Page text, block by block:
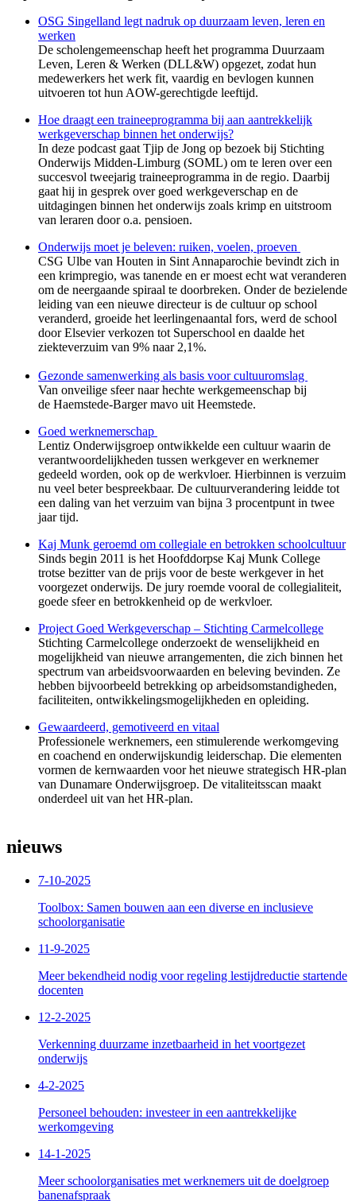
OSG Singelland legt nadruk op duurzaam leven, leren en
werken
De scholengemeenschap heeft het programma Duurzaam
Leven, Leren & Werken (DLL&W) opgezet, zodat hun
medewerkers het werk fit, vaardig en bevlogen kunnen
uitvoeren tot hun AOW-gerechtigde leeftijd.
Hoe draagt een traineeprogramma bij aan aantrekkelijk
werkgeverschap binnen het onderwijs?
In deze podcast gaat Tjip de Jong op bezoek bij Stichting
Onderwijs Midden-Limburg (SOML) om te leren over een
succesvol tweejarig traineeprogramma in de regio. Daarbij
gaat hij in gesprek over goed werkgeverschap en de
uitdagingen binnen het onderwijs zoals krimp en uitstroom
van leraren door o.a. pensioen.
Onderwijs moet je beleven: ruiken, voelen, proeven
CSG Ulbe van Houten in Sint Annaparochie bevindt zich in
een krimpregio, was tanende en er moest echt wat veranderen
om de neergaande spiraal te doorbreken. Onder de bezielende
leiding van een nieuwe directeur is de cultuur op school
veranderd, groeide het leerlingenaantal fors, werd de school
door Elsevier verkozen tot Superschool en daalde het
ziekteverzuim van 9% naar 2,1%.
Gezonde samenwerking als basis voor cultuuromslag
Van onveilige sfeer naar hechte werkgemeenschap bij
de Haemstede-Barger mavo uit Heemstede.
Goed werknemerschap
Lentiz Onderwijsgroep ontwikkelde een cultuur waarin de
verantwoordelijkheden tussen werkgever en werknemer
gedeeld worden, ook op de werkvloer. Hierbinnen is verzuim
nu veel beter bespreekbaar. De cultuurverandering leidde tot
een daling van het verzuim van bijna 3 procentpunt in twee
jaar tijd.
Kaj Munk geroemd om collegiale en betrokken schoolcultuur
Sinds begin 2011 is het Hoofddorpse Kaj Munk College
trotse bezitter van de prijs voor de beste werkgever in het
voorgezet onderwijs. De jury roemde vooral de collegialiteit,
goede sfeer en betrokkenheid op de werkvloer.
Project Goed Werkgeverschap – Stichting Carmelcollege
Stichting Carmelcollege onderzoekt de wenselijkheid en
mogelijkheid van nieuwe arrangementen, die zich binnen het
spectrum van arbeidsvoorwaarden en beleving bevinden. Ze
hebben bijvoorbeeld betrekking op arbeidsomstandigheden,
faciliteiten, ontwikkelingsmogelijkheden en opleiding.
Gewaardeerd, gemotiveerd en vitaal
Professionele werknemers, een stimulerende werkomgeving
en coachend en onderwijskundig leiderschap. Die elementen
vormen de kernwaarden voor het nieuwe strategisch HR-plan
van Dunamare Onderwijsgroep. De vitaliteitsscan maakt
onderdeel uit van het HR-plan.
nieuws
7-10-2025
Toolbox: Samen bouwen aan een diverse en inclusieve
schoolorganisatie
11-9-2025
Meer bekendheid nodig voor regeling lestijdreductie startende
docenten
12-2-2025
Verkenning duurzame inzetbaarheid in het voortgezet
onderwijs
4-2-2025
Personeel behouden: investeer in een aantrekkelijke
werkomgeving
14-1-2025
Meer schoolorganisaties met werknemers uit de doelgroep
banenafspraak